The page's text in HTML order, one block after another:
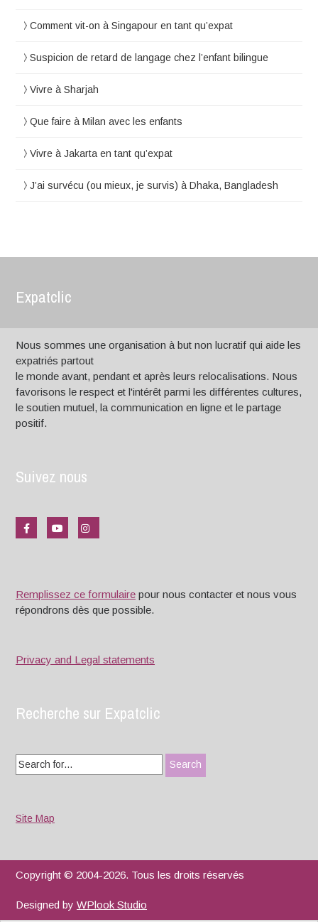
Comment vit-on à Singapour en tant qu’expat
Suspicion de retard de langage chez l’enfant bilingue
Vivre à Sharjah
Que faire à Milan avec les enfants
Vivre à Jakarta en tant qu’expat
J’ai survécu (ou mieux, je survis) à Dhaka, Bangladesh
Expatclic
Nous sommes une organisation à but non lucratif qui aide les
expatriés partout
le monde avant, pendant et après leurs relocalisations. Nous
favorisons le respect et l'intérêt parmi les différentes cultures,
le soutien mutuel, la communication en ligne et le partage
positif.
Suivez nous
Remplissez ce formulaire pour nous contacter et nous vous
répondrons dès que possible.
Privacy and Legal statements
Recherche sur Expatclic
Search
for:
Site Map
Copyright © 2004-2026. Tous les droits réservés
Designed byWPlook Studio